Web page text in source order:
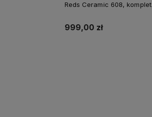
Reds Ceramic 608, komplet
999,00 zł